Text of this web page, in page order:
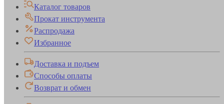
Каталог товаров
Прокат инструмента
Распродажа
Избранное
Доставка и подъем
Способы оплаты
Возврат и обмен